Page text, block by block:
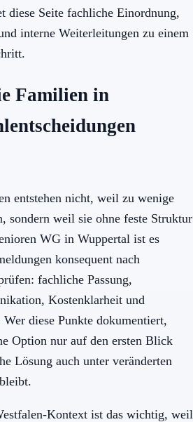
diese Seite fachliche Einordnung,
interne Weiterleitungen zu einem
Familien in
entstehen nicht, weil zu wenige
sondern weil sie ohne feste Struktur
WG in Wuppertal ist es
konsequent nach
fachliche Passung,
Kostenklarheit und
diese Punkte dokumentiert,
Option nur auf den ersten Blick
Lösung auch unter veränderten
Kontext ist das wichtig, weil